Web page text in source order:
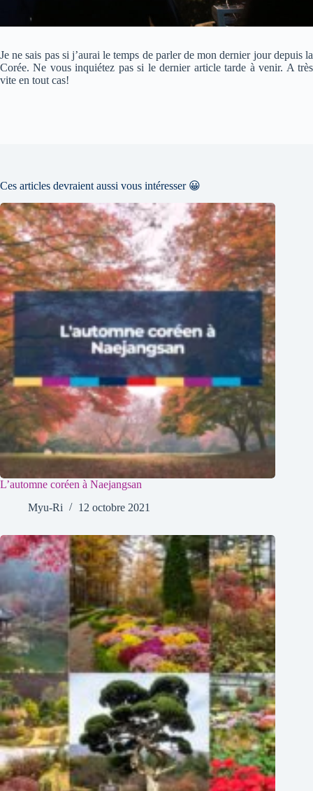
Je ne sais pas si j’aurai le temps de parler de mon dernier jour depuis la
Corée. Ne vous inquiétez pas si le dernier article tarde à venir. A très
vite en tout cas!
Ces articles devraient aussi vous intéresser 😀
L’automne coréen à Naejangsan
Myu-Ri
12 octobre 2021